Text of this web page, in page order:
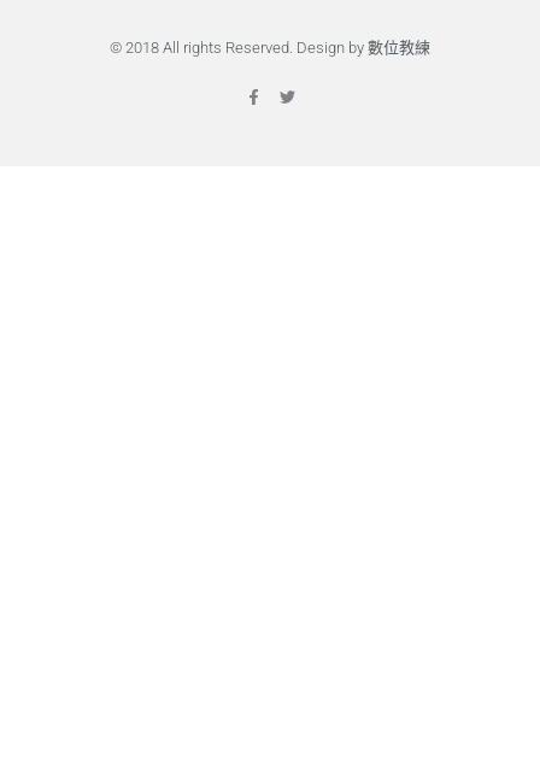
© 2018 All rights Reserved. Design by 數位教練